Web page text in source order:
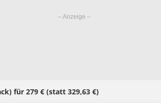
für 279 € (statt 329,63 €)